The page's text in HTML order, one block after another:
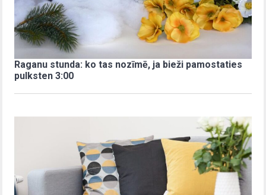
Raganu stunda: ko tas nozīmē, ja bieži pamostaties
pulksten 3:00